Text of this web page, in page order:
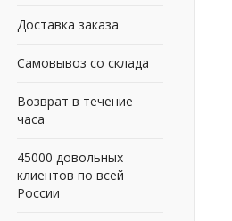
Доставка заказа
Самовывоз со склада
Возврат в течение
часа
45000 довольных
клиентов по всей
России